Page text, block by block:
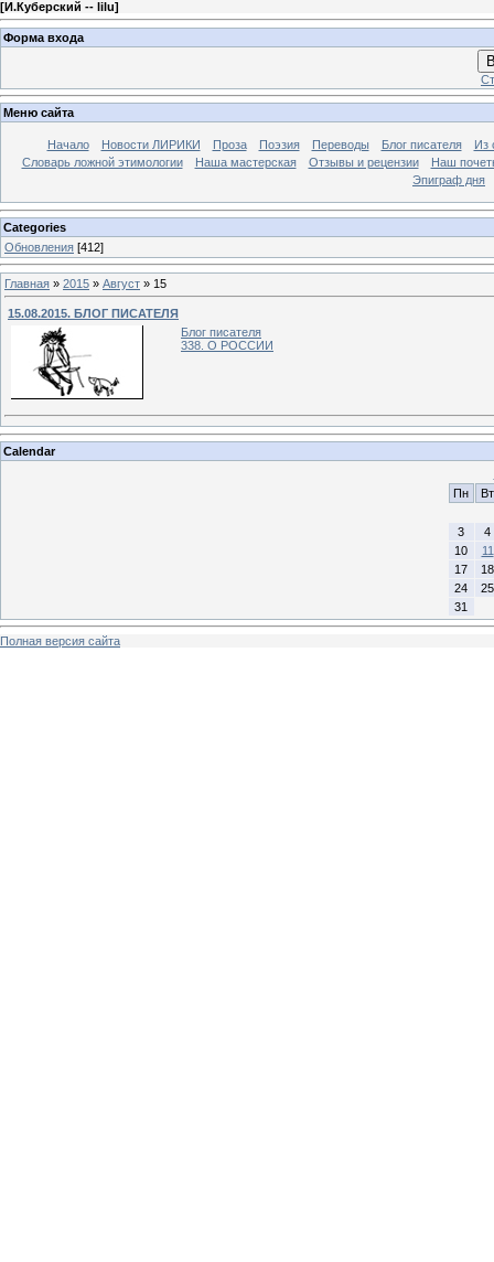
[И.Куберский -- lilu]
Форма входа
Меню сайта
Начало Новости ЛИРИКИ Проза Поэзия Переводы Блог писателя
Из
Словарь ложной этимологии
Наша мастерская Отзывы и рецензии
Наш
Эпиграф дня
Categories
Обновления [412]
Главная » 2015 » Август » 15
15.08.2015. БЛОГ ПИСАТЕЛЯ
Блог писателя
338. О РОССИИ
Calendar
Пн
Вт
3
4
10
11
17
18
24
25
31
Полная версия сайта